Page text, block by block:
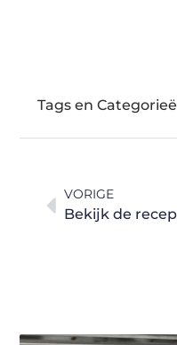
Tags en
VORIGE
Bekijk de